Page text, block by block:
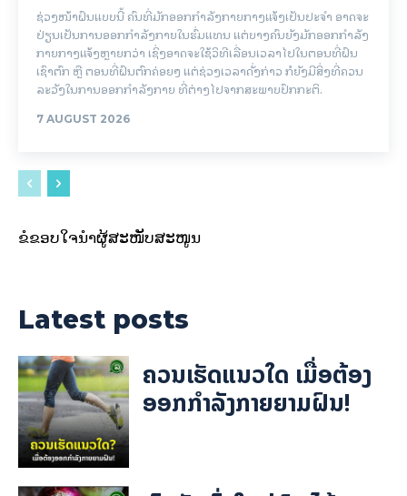
ຊ່ວງໜ້າຝົນແບບນີ້ ຄົນທີ່ມັກອອກກຳລັງກາຍກາງແຈ້ງເປັນປະຈຳ ອາດຈະ
ປ່ຽນເປັນການອອກກຳລັງກາຍໃນຮົ່ມແທນ ແຕ່ບາງຄົນຍັງມັກອອກກຳລັງ
ກາຍກາງແຈ້ງຫຼາຍກວ່າ ເຊິ່ງອາດຈະໃຊ້ວິທີເລື່ອນເວລາໄປໃນຕອນທີ່ຝົນ
ເຊົາຕົກ ຫຼື ຕອນທີ່ຝົນຕົກຄ່ອຍໆ ແຕ່ຊ່ວງເວລາດັ່ງກ່າວ ກໍຍັງມີສິ່ງທີ່ຄວນ
ລະວັງໃນການອອກກຳລັງກາຍ ທີ່ຕ່າງໄປຈາກສະພາບປົກກະຕິ.
7 AUGUST 2026
ຂໍຂອບໃຈນຳຜູ້ສະໜັບສະໜູນ
Latest posts
ຄວນເຮັດແນວໃດ ເມື່ອຕ້ອງ
ອອກກຳລັງກາຍຍາມຝົນ!